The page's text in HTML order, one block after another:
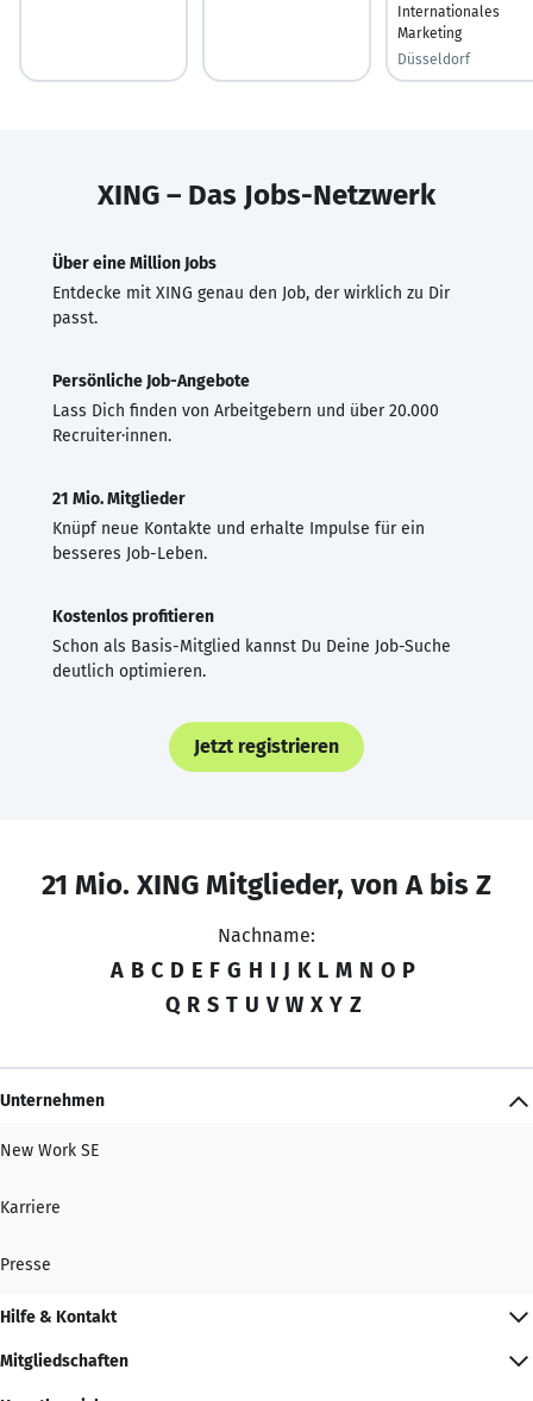
Internationales
Marketing
Düsseldorf
XING – Das Jobs-Netzwerk
Über eine Million Jobs
Entdecke mit XING genau den Job, der wirklich zu Dir
passt.
Persönliche Job-Angebote
Lass Dich finden von Arbeitgebern und über 20.000
Recruiter·innen.
21 Mio. Mitglieder
Knüpf neue Kontakte und erhalte Impulse für ein
besseres Job-Leben.
Kostenlos profitieren
Schon als Basis-Mitglied kannst Du Deine Job-Suche
deutlich optimieren.
Jetzt registrieren
21 Mio. XING Mitglieder, von A bis Z
Nachname:
A B C D E F G H I J K L M N O P
Q R S T U V W X Y Z
Unternehmen
New Work SE
Karriere
Presse
Hilfe & Kontakt
Mitgliedschaften